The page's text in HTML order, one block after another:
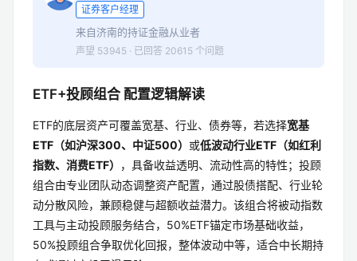
证券客户经理
来自济南的持证金融从业者
声望 53945 · 已回答 20615 个问题
ETF+投顾组合 配置逻辑解读
ETF的底层资产可覆盖宽基、行业、债券等，若选择宽基
ETF（如沪深300、中证500） 或低波动行业ETF（如红利
指数、消费ETF）
，具备收益透明、流动性高的特性；投顾
组合由专业团队动态调整资产配置，通过股债搭配、行业轮
动分散风险，兼顾稳健与超额收益潜力。该组合将被动指数
工具与主动投顾服务结合，50%ETF锚定市场基础收益，
50%投顾组合争取优化回报，整体波动中等，适合中长期持